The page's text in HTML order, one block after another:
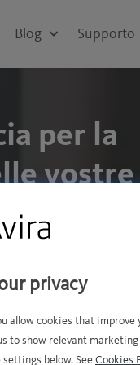
Supporto
Blog
per la
vostre
le
privacy
allow cookies that improve
to show relevant
below. See Cookies